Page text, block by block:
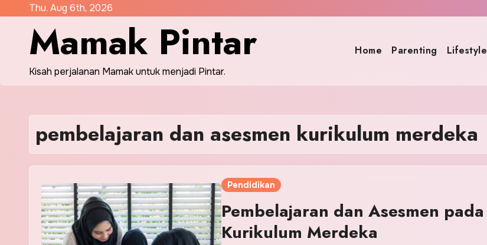
content
Thu. Aug 6th, 2026
Mamak Pintar
Kisah perjalanan Mamak untuk menjadi Pintar.
Home Parenting Lifestyle
pembelajaran dan asesmen kurikulum merdeka
Pendidikan
Pembelajaran dan Asesmen pada
Kurikulum Merdeka